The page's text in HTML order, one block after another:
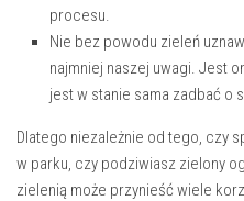
‌procesu.
Nie ⁤bez powodu zieleń
najmniej naszej uwagi. Jest
jest w ​stanie sama zadbać o⁤
Dlatego niezależnie od tego, czy
w parku, czy podziwiasz zielony
zielenią może przynieść wiele